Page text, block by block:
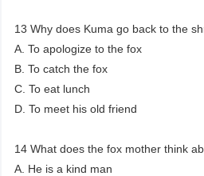
13 Why does Kuma go back to the
A. To apologize to the fox
B. To catch the fox
C. To eat lunch
D. To meet his old friend
14 What does the fox mother think
A. He is a kind man